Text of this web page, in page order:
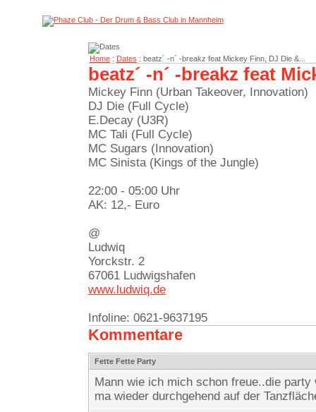
Home : Dates : beatz´ -n´ -breakz feat Mickey Finn, DJ Die &...
beatz´ -n´ -breakz feat
Mickey Finn (Urban Takeover, Innovation)
DJ Die (Full Cycle)
E.Decay (U3R)
MC Tali (Full Cycle)
MC Sugars (Innovation)
MC Sinista (Kings of the Jungle)
22:00 - 05:00 Uhr
AK: 12,- Euro
@
Ludwiq
Yorckstr. 2
67061 Ludwigshafen
www.ludwiq.de
Infoline: 0621-9637195
Kommentare
Fette Fette Party
Mann wie ich mich schon freue..die
ma wieder durchgehend auf der